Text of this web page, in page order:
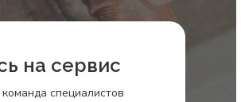
на сервис
специалистов